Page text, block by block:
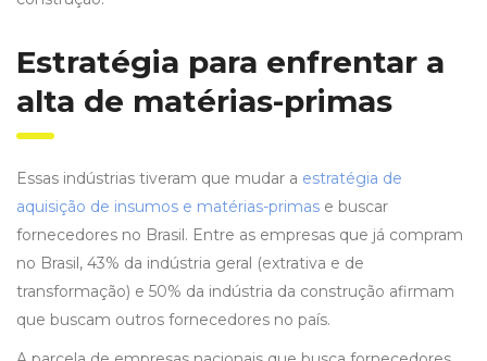
Estratégia para enfrentar a
alta de matérias-primas
Essas indústrias tiveram que mudar a estratégia de
aquisição de insumos e matérias-primas e buscar
fornecedores no Brasil. Entre as empresas que já compram
no Brasil, 43% da indústria geral (extrativa e de
transformação) e 50% da indústria da construção afirmam
que buscam outros fornecedores no país.